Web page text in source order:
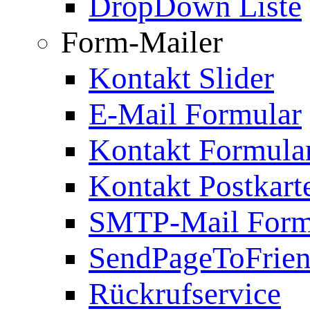
Form-Mailer
Kontakt Slider
E-Mail Formular
Kontakt
Kontakt
SMTP-Mail
Rückrufservice